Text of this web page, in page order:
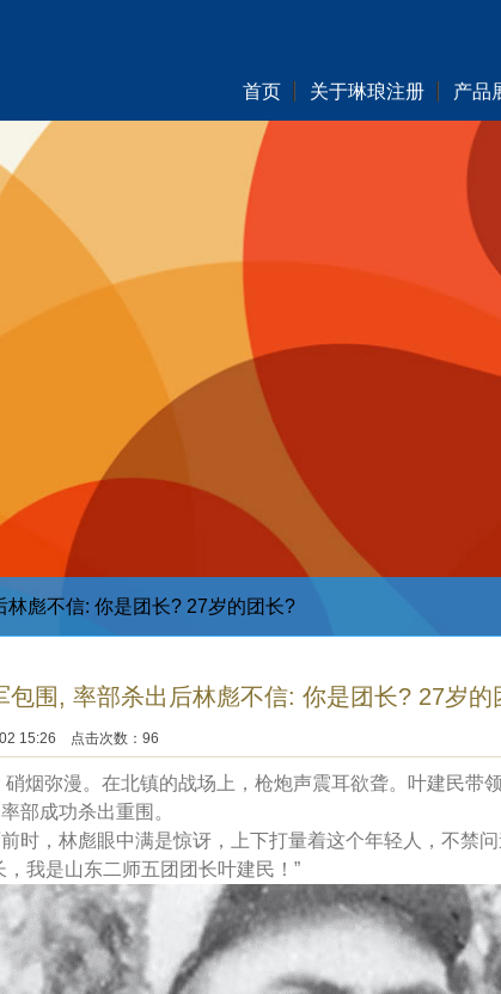
首页 关于琳琅注册 产品
彪不信: 你是团长? 27岁的团长?
包围, 率部杀出后林彪不信: 你是团长? 27岁的
15:26 点击次数：96
硝烟弥漫。在北镇的战场上，枪炮声震耳欲聋。叶建民带
部成功杀出重围。
时，林彪眼中满是惊讶，上下打量着这个年轻人，不禁
，我是山东二师五团团长叶建民！”